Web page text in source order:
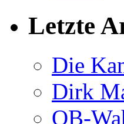
Letzte
Die
Dirk
OB-